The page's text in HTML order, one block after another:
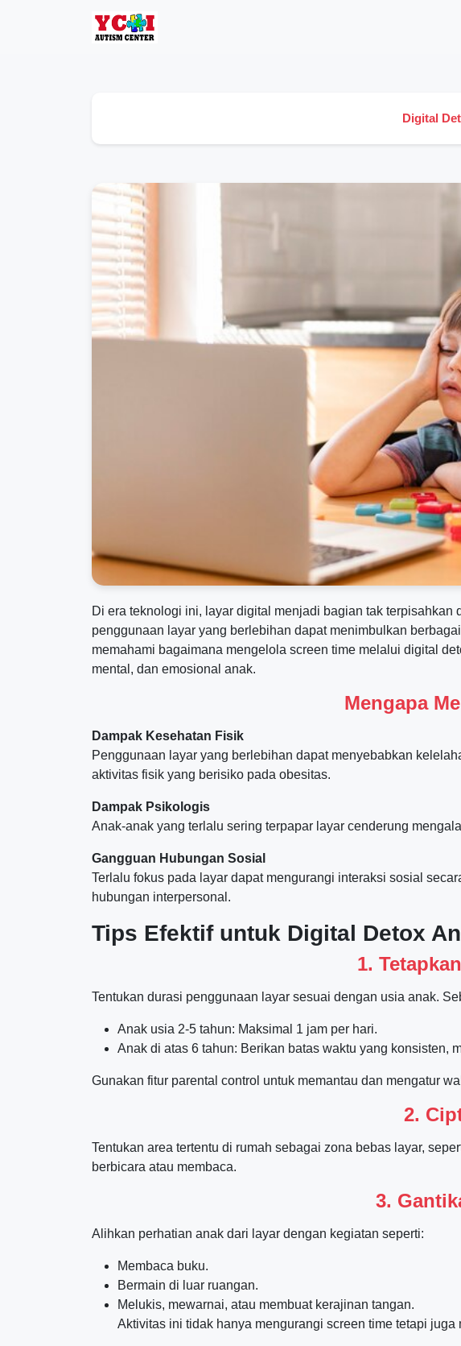
Digital
Di era teknologi ini, layar digital menjadi bagian tak
penggunaan layar yang berlebihan dapat menimbulkan
memahami bagaimana mengelola screen time melalui digital
mental, dan emosional anak.
Mengapa
Dampak Kesehatan Fisik
Penggunaan layar yang berlebihan dapat menyebabkan
aktivitas fisik yang berisiko pada obesitas.
Dampak Psikologis
Anak-anak yang terlalu sering terpapar layar cenderung
Gangguan Hubungan Sosial
Terlalu fokus pada layar dapat mengurangi interaksi sosial
hubungan interpersonal.
Tips Efektif untuk Digital Detox
1.
Tentukan durasi penggunaan layar sesuai dengan usia anak.
Anak usia 2-5 tahun: Maksimal 1 jam per hari.
Anak di atas 6 tahun: Berikan batas waktu yang konsisten,
Gunakan fitur parental control untuk memantau dan mengatur
2.
Tentukan area tertentu di rumah sebagai zona bebas layar,
berbicara atau membaca.
3.
Alihkan perhatian anak dari layar dengan kegiatan seperti:
Membaca buku.
Bermain di luar ruangan.
Melukis, mewarnai, atau membuat kerajinan tangan.
Aktivitas ini tidak hanya mengurangi screen time tetapi